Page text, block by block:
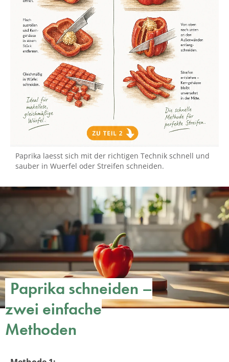
Paprika laesst sich mit der richtigen Technik schnell und
sauber in Wuerfel oder Streifen schneiden.
Paprika schneiden –
zwei einfache
Methoden